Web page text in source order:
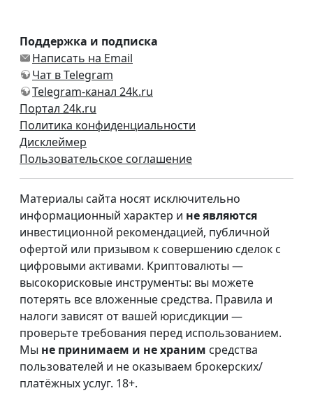
Поддержка и подписка
Написать на Email
Чат в Telegram
Telegram-канал 24k.ru
Портал 24k.ru
Политика конфиденциальности
Дисклеймер
Пользовательское соглашение
Материалы сайта носят исключительно
информационный характер и не являются
инвестиционной рекомендацией, публичной
офертой или призывом к совершению сделок с
цифровыми активами. Криптовалюты —
высокорисковые инструменты: вы можете
потерять все вложенные средства. Правила и
налоги зависят от вашей юрисдикции —
проверьте требования перед использованием.
Мы не принимаем и не храним средства
пользователей и не оказываем брокерских/
платёжных услуг. 18+.